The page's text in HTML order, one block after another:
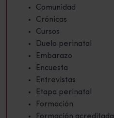
Comunidad
Crónicas
Cursos
Duelo perinatal
Embarazo
Encuesta
Entrevistas
Etapa perinatal
Formación
Formación acreditada